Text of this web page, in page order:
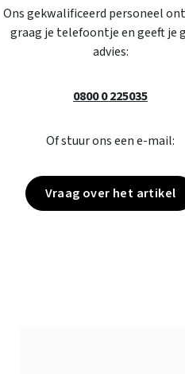
Ons gekwalificeerd personeel
graag je telefoontje en geeft je
advies:
0800 0 225035
Of stuur ons een e-mail:
Vraag over het artikel